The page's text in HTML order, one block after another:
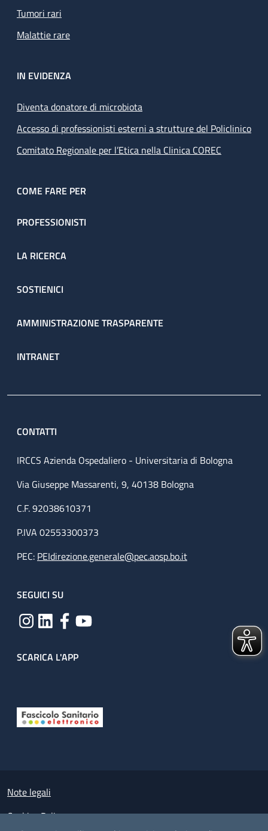
Tumori rari
Malattie rare
IN EVIDENZA
Diventa donatore di microbiota
Accesso di professionisti esterni a strutture del Policlinico
Comitato Regionale per l’Etica nella Clinica COREC
COME FARE PER
PROFESSIONISTI
LA RICERCA
SOSTIENICI
AMMINISTRAZIONE TRASPARENTE
INTRANET
CONTATTI
IRCCS Azienda Ospedaliero - Universitaria di Bologna
Via Giuseppe Massarenti, 9, 40138 Bologna
C.F. 92038610371
P.IVA 02553300373
PEC: PEIdirezione.generale@pec.aosp.bo.it
SEGUICI SU
SCARICA L'APP
Small prints
Note legali
Cookies Policy